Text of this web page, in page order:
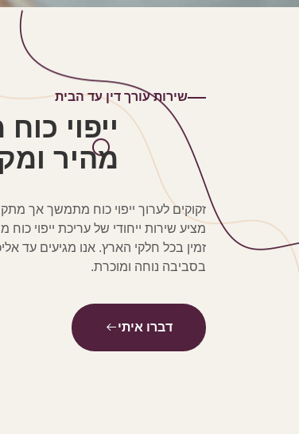
שירות עורך דין עד הבית
ייפוי
מהיר
זקוקים לערוך ייפוי כוח מתמשך אך
מציע שירות ייחודי של עריכת ייפוי
זמין בכל חלקי הארץ. אנו מגיעים עד
בסביבה נוחה ומוכרת.
דברו איתי